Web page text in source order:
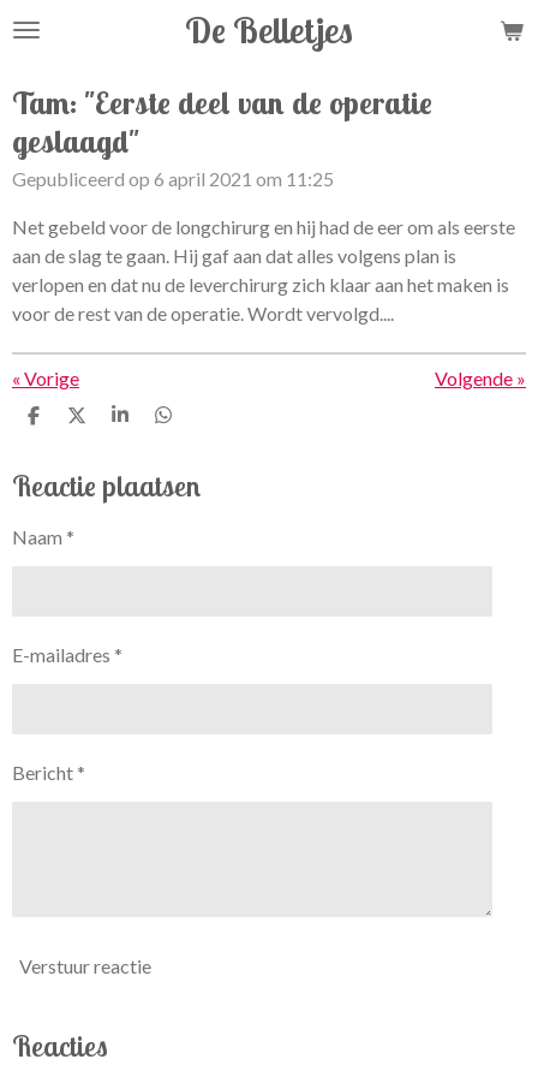
Ga
de
hoofdinhoud
De Belletjes
Tam: "Eerste deel van de operatie
geslaagd"
Gepubliceerd op 6 april 2021 om 11:25
Net gebeld voor de longchirurg en hij had de eer om als eerste
aan de slag te gaan. Hij gaf aan dat alles volgens plan is
verlopen en dat nu de leverchirurg zich klaar aan het maken is
voor de rest van de operatie. Wordt vervolgd....
« Vorige Volgende »
D
e
n
D
l
S
r
e
D
e
n
Reactie plaatsen
Naam *
E-mailadres *
Bericht *
Verstuur reactie
Reacties